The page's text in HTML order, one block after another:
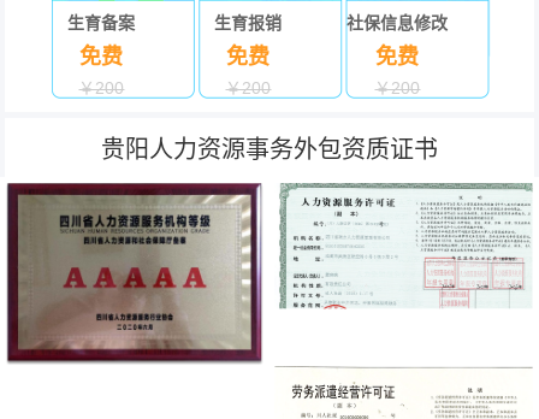
生育备案
免费
￥200
生育报销
免费
￥200
社保信息修改
免费
￥200
贵阳人力资源事务外包资质证书